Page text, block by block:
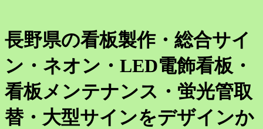
長野県の看板製作・総合サイ
ン・ネオン・LED電飾看板・
看板メンテナンス・蛍光管取
替・大型サインをデザインか